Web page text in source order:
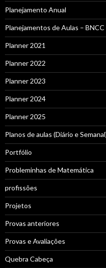
Planejamento Anual
Planejamentos de Aulas – BNCC
Planner 2021
Planner 2022
Planner 2023
Planner 2024
Planner 2025
Planos de aulas (Diário e
Portfólio
Probleminhas de Matemática
profissões
Projetos
Provas anteriores
Provas e Avaliações
Quebra Cabeça